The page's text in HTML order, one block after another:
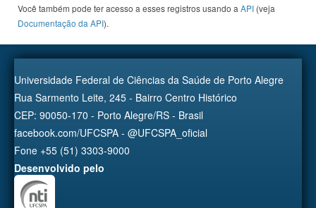
Você também pode ter acesso a esses registros usando a API (veja
Documentação da API).
Universidade Federal de Ciências da Saúde de Porto Alegre
Rua Sarmento Leite, 245 - Bairro Centro Histórico
CEP: 90050-170 - Porto Alegre/RS - Brasil
facebook.com/UFCSPA - @UFCSPA_oficial
Fone +55 (51) 3303-9000
Desenvolvido pelo